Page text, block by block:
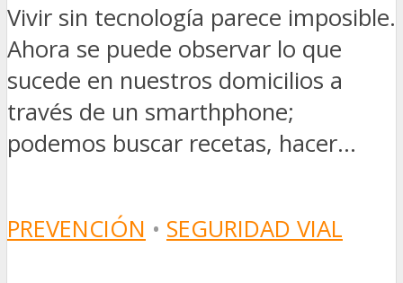
Vivir sin tecnología parece imposible.
Ahora se puede observar lo que
sucede en nuestros domicilios a
través de un smarthphone;
podemos buscar recetas, hacer...
PREVENCIÓN • SEGURIDAD VIAL